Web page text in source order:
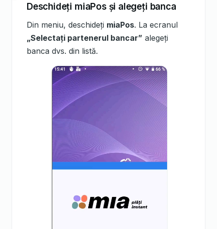
Deschideți miaPos și alegeți banca
Din meniu, deschideți miaPos. La ecranul
„Selectați partenerul bancar” alegeți
banca dvs. din listă.